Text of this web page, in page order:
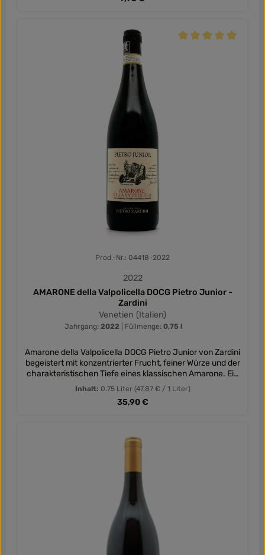
Prod.-Nr.: 04418-2022
2022
AMARONE della Valpolicella DOCG Pietro Junior -
Zardini
Venetien (Italien)
Jahrgang:2022 Füllmenge:0,75 l
Amarone della Valpolicella DOCG Pietro Junior von Zardini
begeistert mit konzentrierter Frucht, feiner Würze und der
charakteristischen Tiefe eines klassischen Amarone. Ein
ausdrucksstarker Rotwein aus Venetien.
Inhalt: 0.75 Liter (47,87 € / 1 Liter)
Regulärer Preis:
35,90 €